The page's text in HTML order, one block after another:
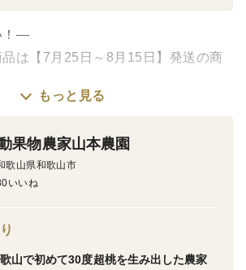
！—
は【7月25日～8月15日】発送の商
になります。
ろえて用意することは難易度が高いで
で一気に糖度が下がるので本当に難し
軸にしてお送りいたしますので、
どちらの可能性もございます。
もっと見る
果物農家山本農園
歌山県和歌山市
いいね
山で初めて30度超桃を生み出した農家